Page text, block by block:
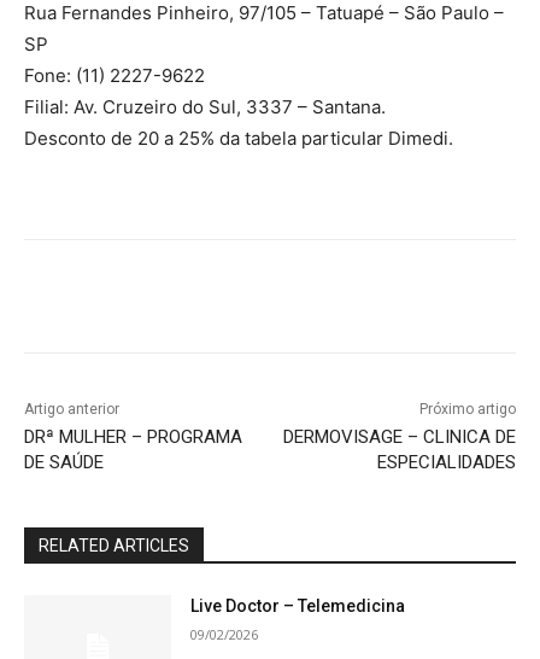
Rua Fernandes Pinheiro, 97/105 – Tatuapé – São Paulo –
SP
Fone: (11) 2227-9622
Filial: Av. Cruzeiro do Sul, 3337 – Santana.
Desconto de 20 a 25% da tabela particular Dimedi.
Artigo anterior
DRª MULHER – PROGRAMA
DE SAÚDE
Próximo artigo
DERMOVISAGE – CLINICA DE
ESPECIALIDADES
RELATED ARTICLES
Live Doctor – Telemedicina
09/02/2026